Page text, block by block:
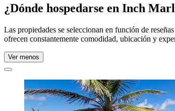
¿Dónde hospedarse en Inch
Las propiedades se seleccionan en función de
ofrecen constantemente comodidad, ubicación y
Ver menos